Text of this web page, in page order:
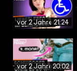
vor 2 Jahren21:24
vor 2 Jahren20:02